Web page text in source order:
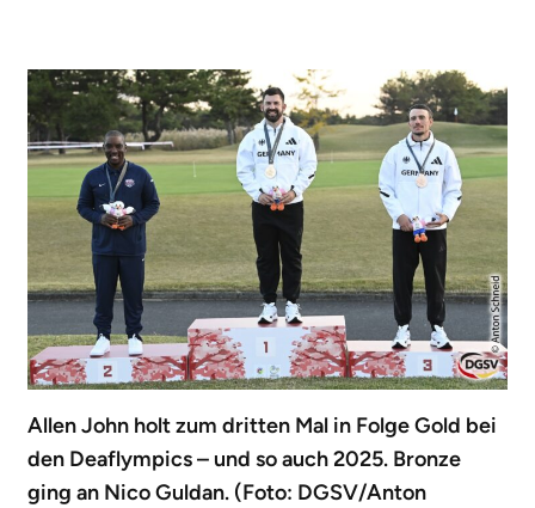
Allen John holt zum dritten Mal in Folge Gold bei
den Deaflympics – und so auch 2025. Bronze
ging an Nico Guldan. (Foto: DGSV/Anton